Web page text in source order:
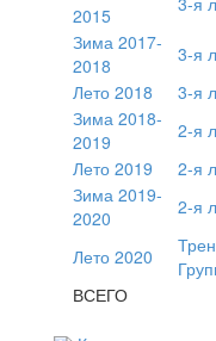
2015
Зима 2017-
2018
3-я
Лето 2018
3-я
Зима 2018-
2019
2-я
Лето 2019
2-я
Зима 2019-
2020
2-я
Лето 2020
ВСЕГО